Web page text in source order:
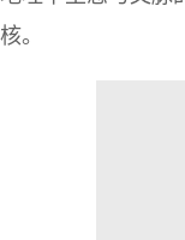
核。